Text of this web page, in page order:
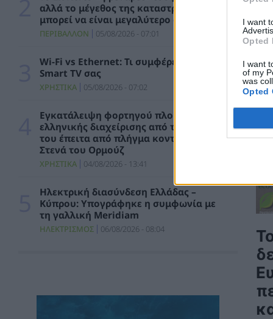
I want
Opted
I want
of my
was
Opted
το 2030
ΠΟΛΙΤΙΚΗ 06/08/2026 - 15:08
οι αμφισβητήσεις για το καλώδιο της
ηλεκτρικής διασύνδεσης Ελλάδας-Κύπρου
ΠΟΛΙΤΙΚΗ 06/08/2026 - 14:37
SOWISE+: Επιστημονική πρόοδος και
καινοτομία για μια κυκλική οικονομία στην
πράξη
ΠΕΡΙΒΑΛΛΟΝ 06/08/2026 - 13:59
Μακεδονία στους μόνιμους διορισμούς
εκπαιδευτικών – Πήγε “περίπατο” η Ρήτρα
Δίκαιης Μετάβασης
ΠΟΛΙΤΙΚΗ 06/08/2026 - 13:25
ΠΟΛΙΤΙΚΗ 06/08/2026 - 12:46
αλλά το μέγεθος της καταστροφής
μπορεί να είναι μεγαλύτερο από ποτέ
ΠΕΡΙΒΑΛΛΟΝ 05/08/2026 - 07:01
Wi-Fi vs Ethernet: Τι συμφέρει για τη
Smart TV σας
ΧΡΗΣΤΙΚΑ 05/08/2026 - 07:02
Εγκατάλειψη φορτηγού πλοίου
ελληνικής διαχείρισης από το πλήρωμά
του έπειτα από πλήγμα κοντά στα
Στενά του Ορμούζ
ΧΡΗΣΤΙΚΑ 04/08/2026 - 13:41
Ηλεκτρική διασύνδεση Ελλάδας –
Κύπρου: Υπογράφηκε η συμφωνία με
τη γαλλική Meridiam
ΗΛΕΚΤΡΙΣΜΟΣ 06/08/2026 - 08:04